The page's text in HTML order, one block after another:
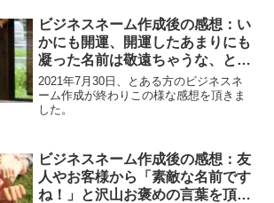
ビジネスネーム作成後の感想：い
かにも開運、開運したあまりにも
凝った名前は敬遠ちゃうな、と思
っていましたが、さらっとした感
じで良かったです。
2021年7月30日、とある方のビジネスネ
ーム作成が終わりこの様な感想を頂きま
した。
ビジネスネーム作成後の感想：友
人やお客様から「素敵な名前です
ね！」と沢山お褒めの言葉を頂き